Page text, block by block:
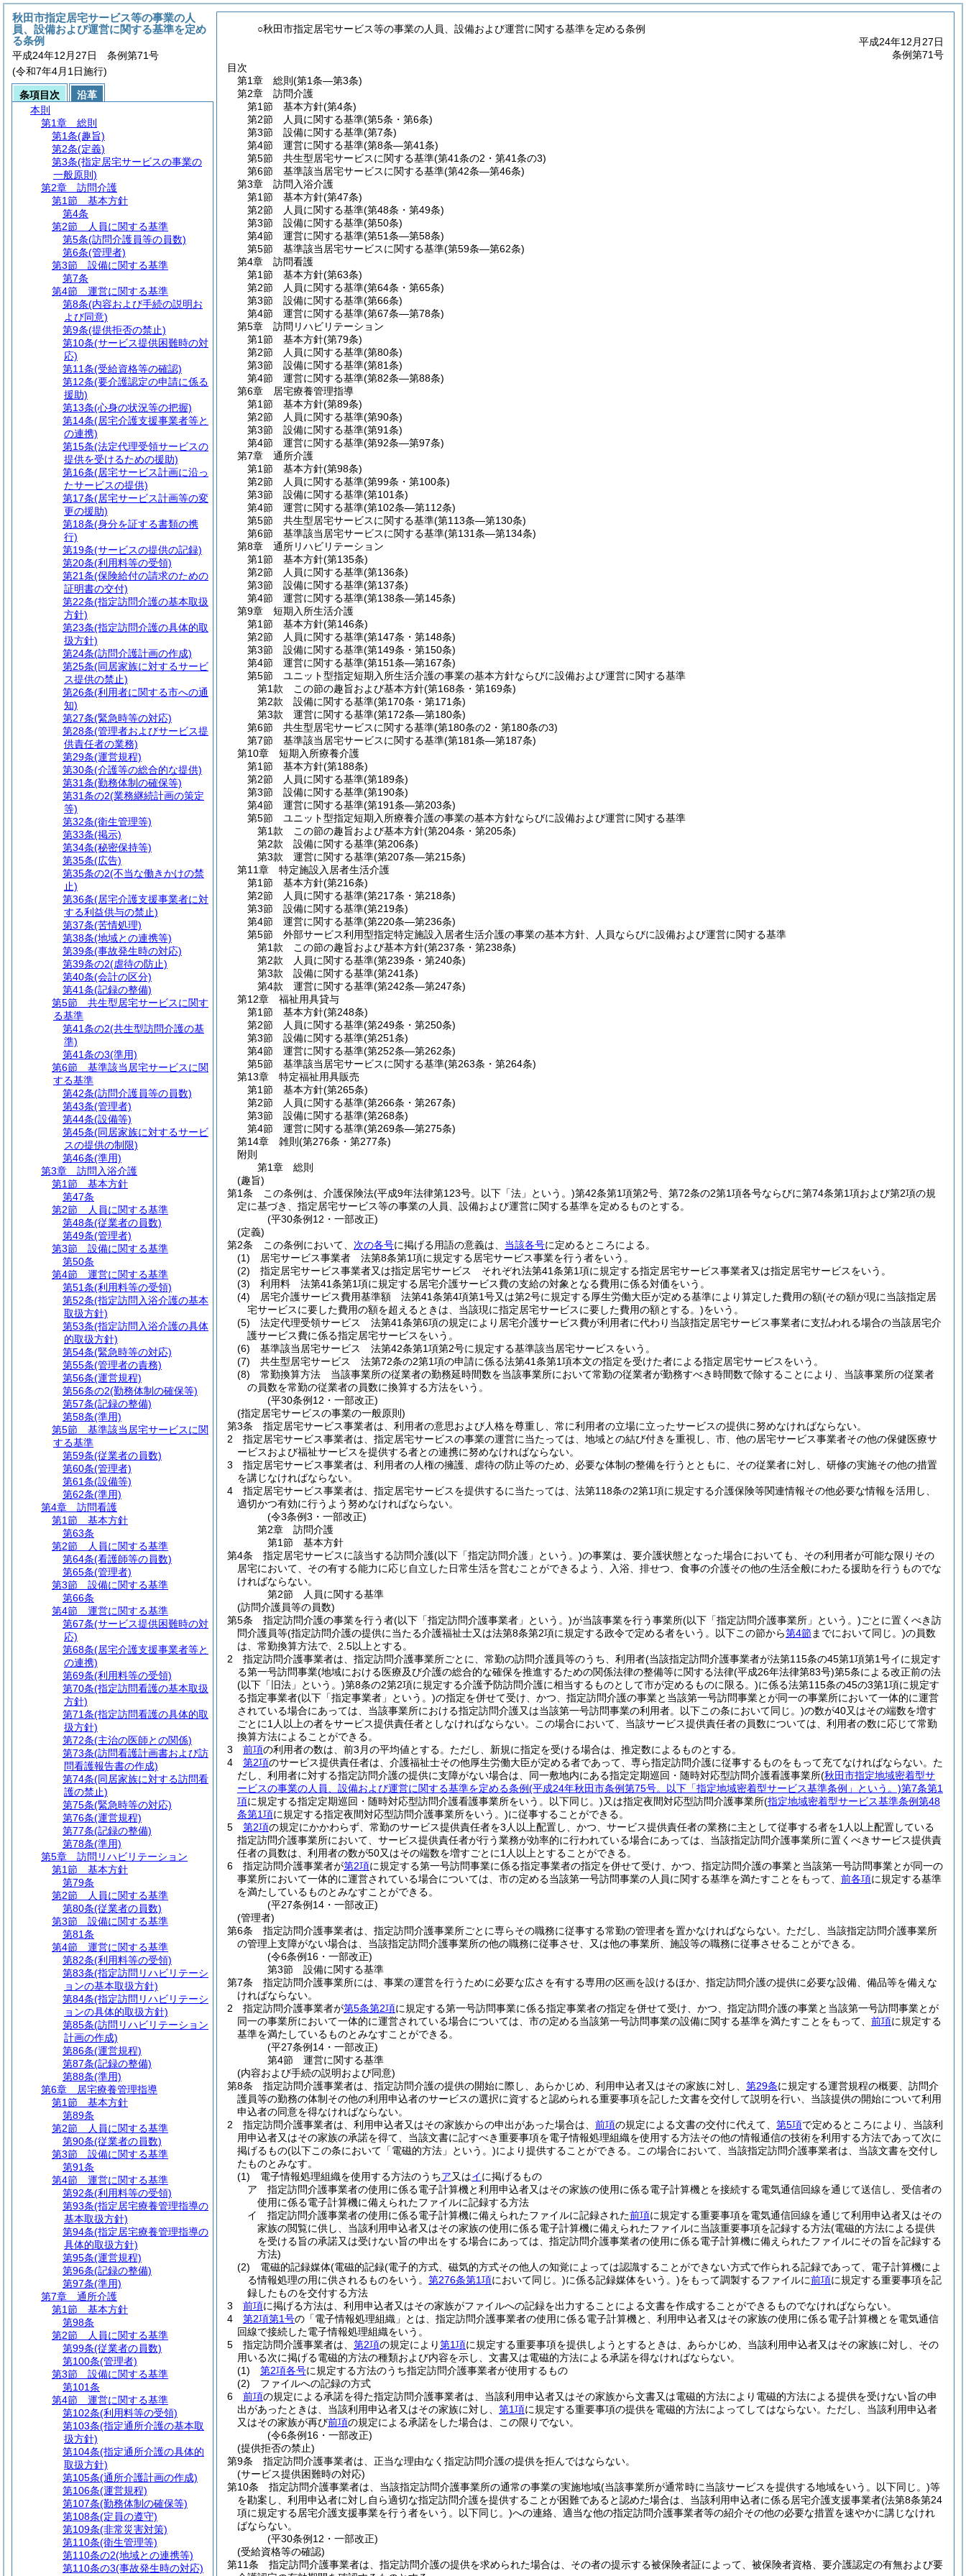
○秋田市指定居宅サービス等の事業の人員、設備および運営に関する基準を定める条例
平成24年12月27日
条例第71号
目次
第1章
総則 (第1条―第3条)
第2章
訪問介護
第1節
基本方針(第4条)
第2節
人員に関する基準(第5条・第6条)
第3節
設備に関する基準(第7条)
第4節
運営に関する基準(第8条―第41条)
第5節
共生型居宅サービスに関する基準(第41条の2・第41条の3)
第6節
基準該当居宅サービスに関する基準(第42条―第46条)
第3章
訪問入浴介護
第1節
基本方針(第47条)
第2節
人員に関する基準(第48条・第49条)
第3節
設備に関する基準(第50条)
第4節
運営に関する基準(第51条―第58条)
第5節
基準該当居宅サービスに関する基準(第59条―第62条)
第4章
訪問看護
第1節
基本方針(第63条)
第2節
人員に関する基準(第64条・第65条)
第3節
設備に関する基準(第66条)
第4節
運営に関する基準(第67条―第78条)
第5章
訪問リハビリテーション
第1節
基本方針(第79条)
第2節
人員に関する基準(第80条)
第3節
設備に関する基準(第81条)
第4節
運営に関する基準(第82条―第88条)
第6章
居宅療養管理指導
第1節
基本方針(第89条)
第2節
人員に関する基準(第90条)
第3節
設備に関する基準(第91条)
第4節
運営に関する基準(第92条―第97条)
第7章
通所介護
第1節
基本方針(第98条)
第2節
人員に関する基準(第99条・第100条)
第3節
設備に関する基準(第101条)
第4節
運営に関する基準(第102条―第112条)
第5節
共生型居宅サービスに関する基準(第113条―第130条)
第6節
基準該当居宅サービスに関する基準(第131条―第134条)
第8章
通所リハビリテーション
第1節
基本方針(第135条)
第2節
人員に関する基準(第136条)
第3節
設備に関する基準(第137条)
第4節
運営に関する基準(第138条―第145条)
第9章
短期入所生活介護
第1節
基本方針(第146条)
第2節
人員に関する基準(第147条・第148条)
第3節
設備に関する基準(第149条・第150条)
第4節
運営に関する基準(第151条―第167条)
第5節
ユニット型指定短期入所生活介護の事業の基本方針ならびに設備および運営に関する基準
第1款
この節の趣旨および基本方針(第168条・第169条)
第2款
設備に関する基準(第170条・第171条)
第3款
運営に関する基準(第172条―第180条)
第6節
共生型居宅サービスに関する基準(第180条の2・第180条の3)
第7節
基準該当居宅サービスに関する基準(第181条―第187条)
第10章
短期入所療養介護
第1節
基本方針(第188条)
第2節
人員に関する基準(第189条)
第3節
設備に関する基準(第190条)
第4節
運営に関する基準(第191条―第203条)
第5節
ユニット型指定短期入所療養介護の事業の基本方針ならびに設備および運営に関する基準
第1款
この節の趣旨および基本方針(第204条・第205条)
第2款
設備に関する基準(第206条)
第3款
運営に関する基準(第207条―第215条)
第11章
特定施設入居者生活介護
第1節
基本方針(第216条)
第2節
人員に関する基準(第217条・第218条)
第3節
設備に関する基準(第219条)
第4節
運営に関する基準(第220条―第236条)
第5節
外部サービス利用型指定特定施設入居者生活介護の事業の基本方針、人員ならびに設備および運営に関する基準
第1款
この節の趣旨および基本方針(第237条・第238条)
第2款
人員に関する基準(第239条・第240条)
第3款
設備に関する基準(第241条)
第4款
運営に関する基準(第242条―第247条)
第12章
福祉用具貸与
第1節
基本方針(第248条)
第2節
人員に関する基準(第249条・第250条)
第3節
設備に関する基準(第251条)
第4節
運営に関する基準(第252条―第262条)
第5節
基準該当居宅サービスに関する基準(第263条・第264条)
第13章
特定福祉用具販売
第1節
基本方針(第265条)
第2節
人員に関する基準(第266条・第267条)
第3節
設備に関する基準(第268条)
第4節
運営に関する基準(第269条―第275条)
第14章
雑則 (第276条・第277条)
附則
第1章
総則
(趣旨)
第1条
この条例は、介護保険法(平成9年法律第123号。以下「法」という。)第42条第1項第2号、第72条の2第1項各号ならびに第74条第1項および第2項の規
定に基づき、指定居宅サービス等の事業の人員、設備および運営に関する基準を定めるものとする。
(平30条例12・一部改正)
(定義)
第2条
この条例において、 次の各号に掲げる用語の意義は、 当該各号に定めるところによる。
(1)
居宅サービス事業者 法第8条第1項に規定する居宅サービス事業を行う者をいう。
(2)
指定居宅サービス事業者又は指定居宅サービス それぞれ法第41条第1項に規定する指定居宅サービス事業者又は指定居宅サービスをいう。
(3)
利用料 法第41条第1項に規定する居宅介護サービス費の支給の対象となる費用に係る対価をいう。
(4)
居宅介護サービス費用基準額 法第41条第4項第1号又は第2号に規定する厚生労働大臣が定める基準により算定した費用の額(その額が現に当該指定居
宅サービスに要した費用の額を超えるときは、当該現に指定居宅サービスに要した費用の額とする。)をいう。
(5)
法定代理受領サービス 法第41条第6項の規定により居宅介護サービス費が利用者に代わり当該指定居宅サービス事業者に支払われる場合の当該居宅介
護サービス費に係る指定居宅サービスをいう。
(6)
基準該当居宅サービス 法第42条第1項第2号に規定する基準該当居宅サービスをいう。
(7)
共生型居宅サービス 法第72条の2第1項の申請に係る法第41条第1項本文の指定を受けた者による指定居宅サービスをいう。
(8)
常勤換算方法 当該事業所の従業者の勤務延時間数を当該事業所において常勤の従業者が勤務すべき時間数で除することにより、当該事業所の従業者
の員数を常勤の従業者の員数に換算する方法をいう。
(平30条例12・一部改正)
(指定居宅サービスの事業の一般原則)
第3条
指定居宅サービス事業者は、利用者の意思および人格を尊重し、常に利用者の立場に立ったサービスの提供に努めなければならない。
2
指定居宅サービス事業者は、指定居宅サービスの事業の運営に当たっては、地域との結び付きを重視し、市、他の居宅サービス事業者その他の保健医療サ
ービスおよび福祉サービスを提供する者との連携に努めなければならない。
3
指定居宅サービス事業者は、利用者の人権の擁護、虐待の防止等のため、必要な体制の整備を行うとともに、その従業者に対し、研修の実施その他の措置
を講じなければならない。
4
指定居宅サービス事業者は、指定居宅サービスを提供するに当たっては、法第118条の2第1項に規定する介護保険等関連情報その他必要な情報を活用し、
適切かつ有効に行うよう努めなければならない。
(令3条例3・一部改正)
第2章
訪問介護
第1節
基本方針
第4条
指定居宅サービスに該当する訪問介護(以下「指定訪問介護」という。)の事業は、要介護状態となった場合においても、その利用者が可能な限りその
居宅において、その有する能力に応じ自立した日常生活を営むことができるよう、入浴、排せつ、食事の介護その他の生活全般にわたる援助を行うものでな
ければならない。
第2節
人員に関する基準
(訪問介護員等の員数)
第5条
指定訪問介護の事業を行う者(以下「指定訪問介護事業者」という。)が当該事業を行う事業所(以下「指定訪問介護事業所」という。)ごとに置くべき訪
問介護員等(指定訪問介護の提供に当たる介護福祉士又は法第8条第2項に規定する政令で定める者をいう。以下この節から第4節までにおいて同じ。)の員数
は、常勤換算方法で、2.5以上とする。
2
指定訪問介護事業者は、指定訪問介護事業所ごとに、常勤の訪問介護員等のうち、利用者(当該指定訪問介護事業者が法第115条の45第1項第1号イに規定す
る第一号訪問事業(地域における医療及び介護の総合的な確保を推進するための関係法律の整備等に関する法律(平成26年法律第83号)第5条による改正前の法
(以下「旧法」という。)第8条の2第2項に規定する介護予防訪問介護に相当するものとして市が定めるものに限る。)に係る法第115条の45の3第1項に規定す
る指定事業者(以下「指定事業者」という。)の指定を併せて受け、かつ、指定訪問介護の事業と当該第一号訪問事業とが同一の事業所において一体的に運営
されている場合にあっては、当該事業所における指定訪問介護又は当該第一号訪問事業の利用者。以下この条において同じ。)の数が40又はその端数を増す
ごとに1人以上の者をサービス提供責任者としなければならない。
この場合において、当該サービス提供責任者の員数については、利用者の数に応じて常勤
換算方法によることができる。
3
前項の利用者の数は、前3月の平均値とする。 ただし、新規に指定を受ける場合は、推定数によるものとする。
4
第2項のサービス提供責任者は、介護福祉士その他厚生労働大臣が定める者であって、専ら指定訪問介護に従事するものをもって充てなければならない。 た
だし、利用者に対する指定訪問介護の提供に支障がない場合は、同一敷地内にある指定定期巡回・随時対応型訪問介護看護事業所(秋田市指定地域密着型サ
ービスの事業の人員、設備および運営に関する基準を定める条例(平成24年秋田市条例第75号。以下「指定地域密着型サービス基準条例」という。)第7条第1
項に規定する指定定期巡回・随時対応型訪問介護看護事業所をいう。以下同じ。)又は指定夜間対応型訪問介護事業所(指定地域密着型サービス基準条例第48
条第1項に規定する指定夜間対応型訪問介護事業所をいう。)に従事することができる。
5
第2項の規定にかかわらず、常勤のサービス提供責任者を3人以上配置し、かつ、サービス提供責任者の業務に主として従事する者を1人以上配置している
指定訪問介護事業所において、サービス提供責任者が行う業務が効率的に行われている場合にあっては、当該指定訪問介護事業所に置くべきサービス提供責
任者の員数は、利用者の数が50又はその端数を増すごとに1人以上とすることができる。
6
指定訪問介護事業者が第2項に規定する第一号訪問事業に係る指定事業者の指定を併せて受け、かつ、指定訪問介護の事業と当該第一号訪問事業とが同一の
事業所において一体的に運営されている場合については、市の定める当該第一号訪問事業の人員に関する基準を満たすことをもって、 前各項に規定する基準
を満たしているものとみなすことができる。
(平27条例14・一部改正)
(管理者)
第6条
指定訪問介護事業者は、指定訪問介護事業所ごとに専らその職務に従事する常勤の管理者を置かなければならない。 ただし、当該指定訪問介護事業所
の管理上支障がない場合は、当該指定訪問介護事業所の他の職務に従事させ、又は他の事業所、施設等の職務に従事させることができる。
(令6条例16・一部改正)
第3節
設備に関する基準
第7条
指定訪問介護事業所には、事業の運営を行うために必要な広さを有する専用の区画を設けるほか、指定訪問介護の提供に必要な設備、備品等を備えな
ければならない。
2
指定訪問介護事業者が第5条第2項に規定する第一号訪問事業に係る指定事業者の指定を併せて受け、かつ、指定訪問介護の事業と当該第一号訪問事業とが
同一の事業所において一体的に運営されている場合については、市の定める当該第一号訪問事業の設備に関する基準を満たすことをもって、 前項に規定する
基準を満たしているものとみなすことができる。
(平27条例14・一部改正)
第4節
運営に関する基準
(内容および手続の説明および同意)
第8条
指定訪問介護事業者は、指定訪問介護の提供の開始に際し、あらかじめ、利用申込者又はその家族に対し、 第29条に規定する運営規程の概要、訪問介
護員等の勤務の体制その他の利用申込者のサービスの選択に資すると認められる重要事項を記した文書を交付して説明を行い、当該提供の開始について利用
申込者の同意を得なければならない。
2
指定訪問介護事業者は、利用申込者又はその家族からの申出があった場合は、 前項の規定による文書の交付に代えて、 第5項で定めるところにより、当該利
用申込者又はその家族の承諾を得て、当該文書に記すべき重要事項を電子情報処理組織を使用する方法その他の情報通信の技術を利用する方法であって次に
掲げるもの(以下この条において「電磁的方法」という。)により提供することができる。
この場合において、当該指定訪問介護事業者は、当該文書を交付し
たものとみなす。
(1)
電子情報処理組織を使用する方法のうちア又はイに掲げるもの
ア
指定訪問介護事業者の使用に係る電子計算機と利用申込者又はその家族の使用に係る電子計算機とを接続する電気通信回線を通じて送信し、受信者の
使用に係る電子計算機に備えられたファイルに記録する方法
イ
指定訪問介護事業者の使用に係る電子計算機に備えられたファイルに記録された前項に規定する重要事項を電気通信回線を通じて利用申込者又はその
家族の閲覧に供し、当該利用申込者又はその家族の使用に係る電子計算機に備えられたファイルに当該重要事項を記録する方法(電磁的方法による提供
を受ける旨の承諾又は受けない旨の申出をする場合にあっては、指定訪問介護事業者の使用に係る電子計算機に備えられたファイルにその旨を記録する
方法)
(2)
電磁的記録媒体(電磁的記録(電子的方式、磁気的方式その他人の知覚によっては認識することができない方式で作られる記録であって、電子計算機によ
る情報処理の用に供されるものをいう。 第276条第1項において同じ。)に係る記録媒体をいう。)をもって調製するファイルに前項に規定する重要事項を記
録したものを交付する方法
3
前項に掲げる方法は、利用申込者又はその家族がファイルへの記録を出力することによる文書を作成することができるものでなければならない。
4
第2項第1号の「電子情報処理組織」とは、指定訪問介護事業者の使用に係る電子計算機と、利用申込者又はその家族の使用に係る電子計算機とを電気通信
回線で接続した電子情報処理組織をいう。
5
指定訪問介護事業者は、 第2項の規定により第1項に規定する重要事項を提供しようとするときは、あらかじめ、当該利用申込者又はその家族に対し、その
用いる次に掲げる電磁的方法の種類および内容を示し、文書又は電磁的方法による承諾を得なければならない。
(1)
第2項各号に規定する方法のうち指定訪問介護事業者が使用するもの
(2)
ファイルへの記録の方式
6
前項の規定による承諾を得た指定訪問介護事業者は、当該利用申込者又はその家族から文書又は電磁的方法により電磁的方法による提供を受けない旨の申
出があったときは、当該利用申込者又はその家族に対し、 第1項に規定する重要事項の提供を電磁的方法によってしてはならない。 ただし、当該利用申込者
又はその家族が再び前項の規定による承諾をした場合は、この限りでない。
(令6条例16・一部改正)
(提供拒否の禁止)
第9条
指定訪問介護事業者は、正当な理由なく指定訪問介護の提供を拒んではならない。
(サービス提供困難時の対応)
第10条
指定訪問介護事業者は、当該指定訪問介護事業所の通常の事業の実施地域(当該事業所が通常時に当該サービスを提供する地域をいう。以下同じ。)等
を勘案し、利用申込者に対し自ら適切な指定訪問介護を提供することが困難であると認めた場合は、当該利用申込者に係る居宅介護支援事業者(法第8条第24
項に規定する居宅介護支援事業を行う者をいう。以下同じ。)への連絡、適当な他の指定訪問介護事業者等の紹介その他の必要な措置を速やかに講じなけれ
ばならない。
(平30条例12・一部改正)
(受給資格等の確認)
第11条
指定訪問介護事業者は、指定訪問介護の提供を求められた場合は、その者の提示する被保険者証によって、被保険者資格、要介護認定の有無および要
秋田市指定居宅サービス等の事業の人
員、設備および運営に関する基準を定め
る条例
平成24年12月27日 条例第71号
(令和7年4月1日施行)
条項目次
沿革
本則
第1章
総則
第1条(趣旨)
第2条(定義)
第3条(指定居宅サービスの事業の
一般原則)
第2章
訪問介護
第1節
基本方針
第4条
第2節
人員に関する基準
第5条(訪問介護員等の員数)
第6条(管理者)
第3節
設備に関する基準
第7条
第4節
運営に関する基準
第8条(内容および手続の説明お
よび同意)
第9条(提供拒否の禁止)
第10条(サービス提供困難時の対
応)
第11条(受給資格等の確認)
第12条(要介護認定の申請に係る
援助)
第13条(心身の状況等の把握)
第14条(居宅介護支援事業者等と
の連携)
第15条(法定代理受領サービスの
提供を受けるための援助)
第16条(居宅サービス計画に沿っ
たサービスの提供)
第17条(居宅サービス計画等の変
更の援助)
第18条(身分を証する書類の携
行)
第19条(サービスの提供の記録)
第20条(利用料等の受領)
第21条(保険給付の請求のための
証明書の交付)
第22条(指定訪問介護の基本取扱
方針)
第23条(指定訪問介護の具体的取
扱方針)
第24条(訪問介護計画の作成)
第25条(同居家族に対するサービ
ス提供の禁止)
第26条(利用者に関する市への通
知)
第27条(緊急時等の対応)
第28条(管理者およびサービス提
供責任者の業務)
第29条(運営規程)
第30条(介護等の総合的な提供)
第31条(勤務体制の確保等)
第31条の2(業務継続計画の策定
等)
第32条(衛生管理等)
第33条(掲示)
第34条(秘密保持等)
第35条(広告)
第35条の2(不当な働きかけの禁
止)
第36条(居宅介護支援事業者に対
する利益供与の禁止)
第37条(苦情処理)
第38条(地域との連携等)
第39条(事故発生時の対応)
第39条の2(虐待の防止)
第40条(会計の区分)
第41条(記録の整備)
第5節
共生型居宅サービスに関す
る基準
第41条の2(共生型訪問介護の基
準)
第41条の3(準用)
第6節
基準該当居宅サービスに関
する基準
第42条(訪問介護員等の員数)
第43条(管理者)
第44条(設備等)
第45条(同居家族に対するサービ
スの提供の制限)
第46条(準用)
第3章
訪問入浴介護
第1節
基本方針
第47条
第2節
人員に関する基準
第48条(従業者の員数)
第49条(管理者)
第3節
設備に関する基準
第50条
第4節
運営に関する基準
第51条(利用料等の受領)
第52条(指定訪問入浴介護の基本
取扱方針)
第53条(指定訪問入浴介護の具体
的取扱方針)
第54条(緊急時等の対応)
第55条(管理者の責務)
第56条(運営規程)
第56条の2(勤務体制の確保等)
第57条(記録の整備)
第58条(準用)
第5節
基準該当居宅サービスに関
する基準
第59条(従業者の員数)
第60条(管理者)
第61条(設備等)
第62条(準用)
第4章
訪問看護
第1節
基本方針
第63条
第2節
人員に関する基準
第64条(看護師等の員数)
第65条(管理者)
第3節
設備に関する基準
第66条
第4節
運営に関する基準
第67条(サービス提供困難時の対
応)
第68条(居宅介護支援事業者等と
の連携)
第69条(利用料等の受領)
第70条(指定訪問看護の基本取扱
方針)
第71条(指定訪問看護の具体的取
扱方針)
第72条(主治の医師との関係)
第73条(訪問看護計画書および訪
問看護報告書の作成)
第74条(同居家族に対する訪問看
護の禁止)
第75条(緊急時等の対応)
第76条(運営規程)
第77条(記録の整備)
第78条(準用)
第5章
訪問リハビリテーション
第1節
基本方針
第79条
第2節
人員に関する基準
第80条(従業者の員数)
第3節
設備に関する基準
第81条
第4節
運営に関する基準
第82条(利用料等の受領)
第83条(指定訪問リハビリテーシ
ョンの基本取扱方針)
第84条(指定訪問リハビリテーシ
ョンの具体的取扱方針)
第85条(訪問リハビリテーション
計画の作成)
第86条(運営規程)
第87条(記録の整備)
第88条(準用)
第6章
居宅療養管理指導
第1節
基本方針
第89条
第2節
人員に関する基準
第90条(従業者の員数)
第3節
設備に関する基準
第91条
第4節
運営に関する基準
第92条(利用料等の受領)
第93条(指定居宅療養管理指導の
基本取扱方針)
第94条(指定居宅療養管理指導の
具体的取扱方針)
第95条(運営規程)
第96条(記録の整備)
第97条(準用)
第7章
通所介護
第1節
基本方針
第98条
第2節
人員に関する基準
第99条(従業者の員数)
第100条(管理者)
第3節
設備に関する基準
第101条
第4節
運営に関する基準
第102条(利用料等の受領)
第103条(指定通所介護の基本取
扱方針)
第104条(指定通所介護の具体的
取扱方針)
第105条(通所介護計画の作成)
第106条(運営規程)
第107条(勤務体制の確保等)
第108条(定員の遵守)
第109条(非常災害対策)
第110条(衛生管理等)
第110条の2(地域との連携等)
第110条の3(事故発生時の対応)